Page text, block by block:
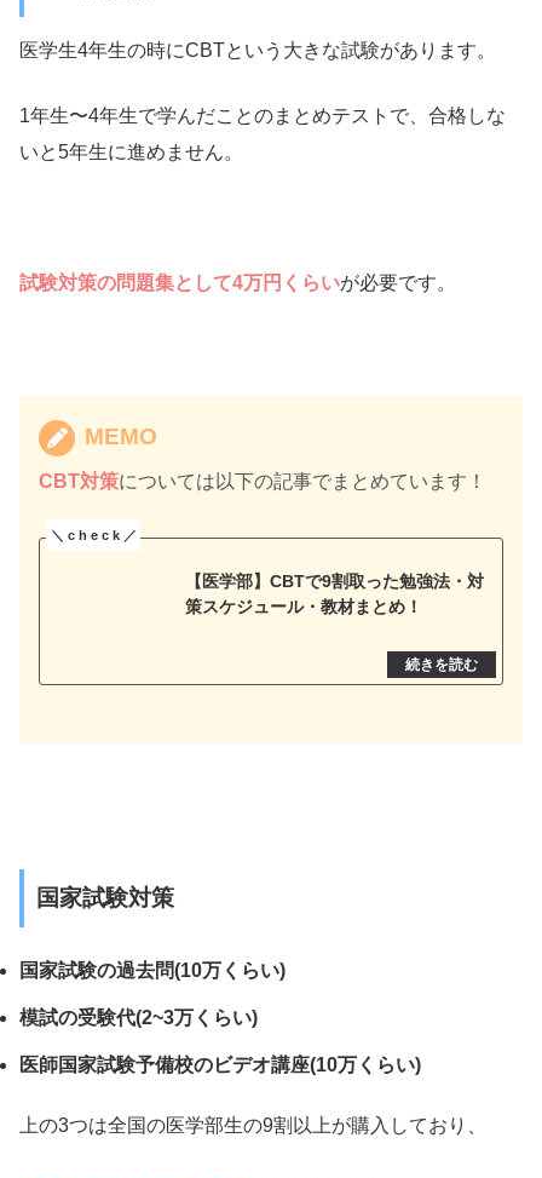
医学生4年生の時にCBTという大きな試験があります。
1年生〜4年生で学んだことのまとめテストで、合格しな
いと5年生に進めません。
試験対策の問題集として4万円くらいが必要です。
MEMO
CBT対策については以下の記事でまとめています！
【医学部】CBTで9割取った勉強法・対
策スケジュール・教材まとめ！
国家試験対策
国家試験の過去問(10万くらい)
模試の受験代(2~3万くらい)
医師国家試験予備校のビデオ講座(10万くらい)
上の3つは全国の医学部生の9割以上が購入しており、